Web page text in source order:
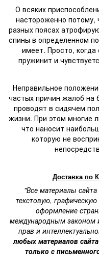
О всяких
настороженно
разных поясах
спины в определенном
имеет. Просто, когда
пружинит и
Неправильное
частых причин жалоб на
проводят в сидячем
жизни. При этом многие
что наносит
которую не
Доставка по
"Все материалы сайта
текстовую,
оформление
международным законом
прав и
любых материалов
только с